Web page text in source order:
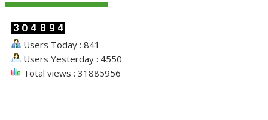
Users Today : 841
Users Yesterday : 4550
Total views : 31885956